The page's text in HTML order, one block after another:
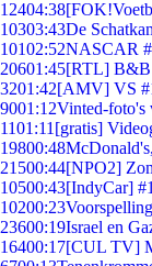
12404:38
10303:43De
10102:52NASCAR
20601:45[RTL] B&B
3201:42[AMV] VS
9001:12Vinted-foto's
1101:11 [gratis]
19800:48
21500:44[NPO2]
10500:43[IndyCar]
10200:23
23600:19Israel en
16400:17[CUL TV]